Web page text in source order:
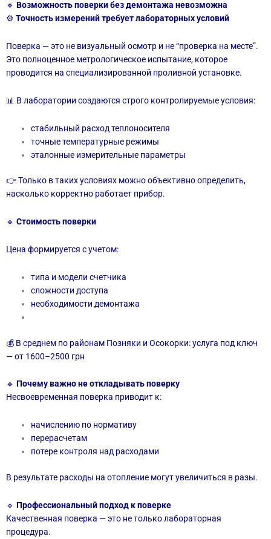
🔹 Возможность поверки без демонтажа невозможна
⚙️ Точность измерений требует лабораторных условий
Поверка — это не визуальный осмотр и не “проверка на месте”.
Это полноценное метрологическое испытание, которое
проводится на специализированной проливной установке.
📊 В лаборатории создаются строго контролируемые условия:
стабильный расход теплоносителя
точные температурные режимы
эталонные измерительные параметры
👉 Только в таких условиях можно объективно определить,
насколько корректно работает прибор.
🔹 Стоимость поверки
Цена формируется с учетом:
типа и модели счетчика
сложности доступа
необходимости демонтажа
💰 В среднем по районам Позняки и Осокорки: услуга под ключ
— от 1600–2500 грн
🔹 Почему важно не откладывать поверку
Несвоевременная поверка приводит к:
начислению по нормативу
перерасчетам
потере контроля над расходами
В результате расходы на отопление могут увеличиться в разы.
🔹 Профессиональный подход к поверке
Качественная поверка — это не только лабораторная
процедура.